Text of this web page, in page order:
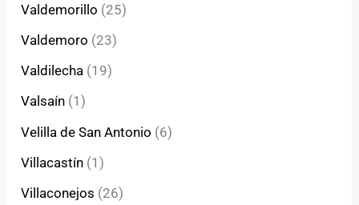
Valdemorillo (25)
Valdemoro (23)
Valdilecha (19)
Valsaín (1)
Velilla de San Antonio (6)
Villacastín (1)
Villaconejos (26)